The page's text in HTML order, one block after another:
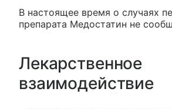
В настоящее время о случаях
препарата Медостатин не
Лекарственное
взаимодействие